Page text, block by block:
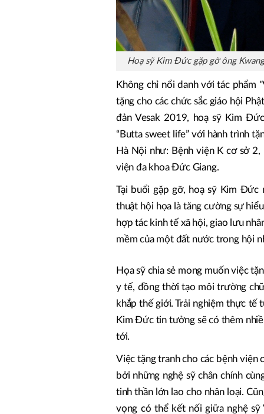
Hoạ sỹ Kim Đức gặp gỡ ông
Không chỉ nổi danh với tác phẩm
tặng cho các chức sắc giáo hội
đản Vesak 2019, hoạ sỹ Kim
“Butta sweet life” với hành trình
Hà Nội như: Bệnh viện K cơ sở
viện đa khoa Đức Giang.
Tại buổi gặp gỡ, hoạ sỹ Kim Đức
thuật hội họa là tăng cường sự
hợp tác kinh tế xã hội, giao lưu
mềm của một đất nước trong hội
Họa sỹ chia sẻ mong muốn việc
y tế, đồng thời tạo môi trường
khắp thế giới. Trải nghiệm thực tế
Kim Đức tin tưởng sẽ có thêm
tới.
Việc tặng tranh cho các bệnh viện
bởi những nghệ sỹ chân chính
tinh thần lớn lao cho nhân loại.
vọng có thể kết nối giữa nghệ